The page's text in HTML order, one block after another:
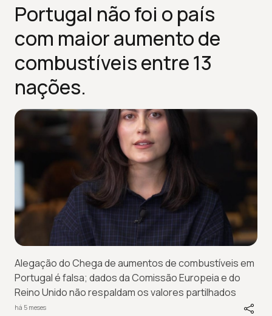
Portugal não foi o país
com maior aumento de
combustíveis entre 13
nações.
Alegação do Chega de aumentos de combustíveis em
Portugal é falsa; dados da Comissão Europeia e do
Reino Unido não respaldam os valores partilhados
há 5 meses